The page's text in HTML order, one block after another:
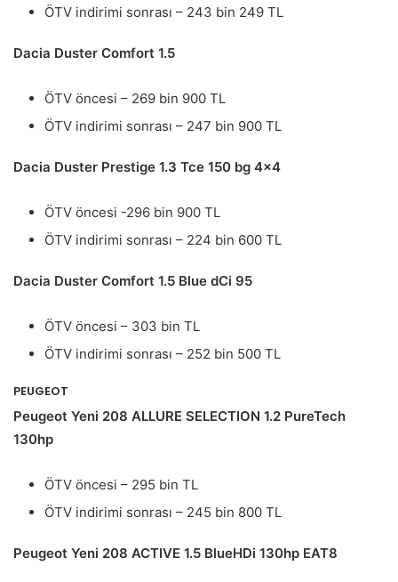
ÖTV indirimi sonrası – 243 bin 249 TL
Dacia Duster Comfort 1.5
ÖTV öncesi – 269 bin 900 TL
ÖTV indirimi sonrası – 247 bin 900 TL
Dacia Duster Prestige 1.3 Tce 150 bg 4×4
ÖTV öncesi -296 bin 900 TL
ÖTV indirimi sonrası – 224 bin 600 TL
Dacia Duster Comfort 1.5 Blue dCi 95
ÖTV öncesi – 303 bin TL
ÖTV indirimi sonrası – 252 bin 500 TL
PEUGEOT
Peugeot Yeni 208 ALLURE SELECTION 1.2 PureTech
130hp
ÖTV öncesi – 295 bin TL
ÖTV indirimi sonrası – 245 bin 800 TL
Peugeot Yeni 208 ACTIVE 1.5 BlueHDi 130hp EAT8